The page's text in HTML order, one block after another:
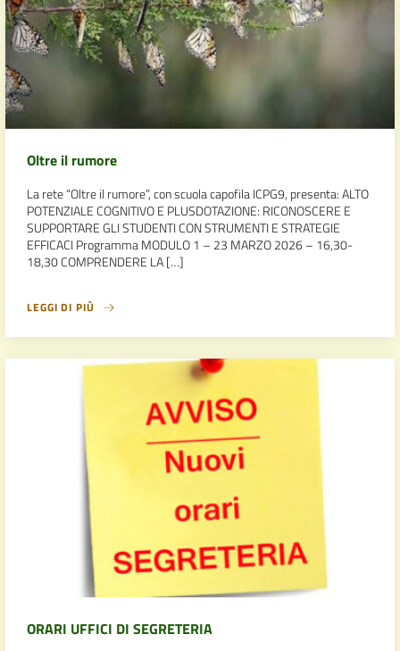
Oltre il rumore
La rete “Oltre il rumore”, con scuola capofila ICPG9, presenta: ALTO
POTENZIALE COGNITIVO E PLUSDOTAZIONE: RICONOSCERE E
SUPPORTARE GLI STUDENTI CON STRUMENTI E STRATEGIE
EFFICACI Programma MODULO 1 – 23 MARZO 2026 – 16,30-
18,30 COMPRENDERE LA […]
LEGGI DI PIÙ
ORARI UFFICI DI SEGRETERIA